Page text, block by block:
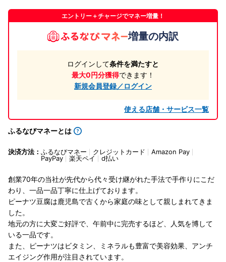
エントリー＋チャージでマネー増量！
増量の内訳
ログインして条件を満たすと
最大0円分獲得できます！
新規会員登録／ログイン
使える店舗・サービス一覧
ふるなびマネーとは
決済方法： ふるなびマネー クレジットカード
Amazon Pay
PayPay
楽天ペイ d払い
創業70年の当社が先代から代々受け継がれた手法で手作りにこだ
わり、一品一品丁寧に仕上げております。
ピーナツ豆腐は鹿児島で古くから家庭の味として親しまれてきま
した。
地元の方に大変ご好評で、午前中に完売するほど、人気を博して
いる一品です。
また、ピーナツはビタミン、ミネラルも豊富で美容効果、アンチ
エイジング作用が注目されています。